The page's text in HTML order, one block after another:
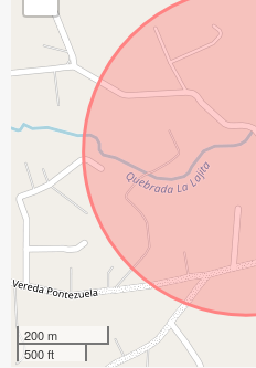
200 m
500 ft